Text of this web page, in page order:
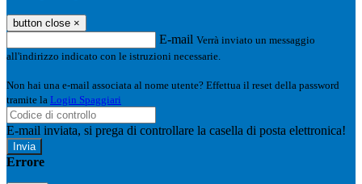
button close ×
E-mail Verrà inviato un messaggio
all'indirizzo indicato con le istruzioni necessarie.
Non hai una e-mail associata al nome utente? Effettua il reset della password
tramite la Login Spaggiari
E-mail inviata, si prega di controllare la casella di posta elettronica!
Errore